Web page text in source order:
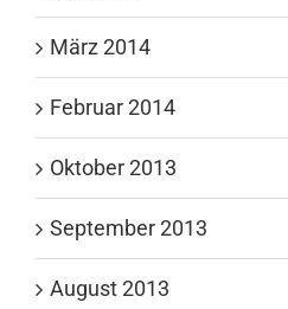
März 2014
Februar 2014
Oktober 2013
September 2013
August 2013